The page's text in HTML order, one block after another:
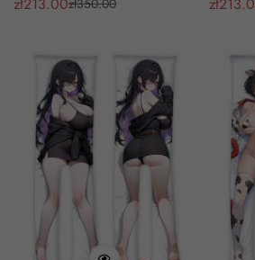
Cena
Cena
zł350.00
Cena
Cena